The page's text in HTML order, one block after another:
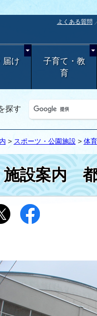
よくある質問
届け
子育て・教
育
探す
> スポーツ・公園施設 > 体
施設案内